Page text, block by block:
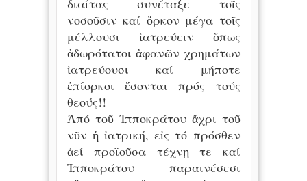
διαίτας συνέταξε τοῖς
νοσοῦσιν καί ὄρκον μέγα τοῖς
μέλλουσι ἱατρεύειν ὅπως
ἀδωρότατοι ἀφανῶν χρημάτων
ἱατρεύουσι καί μήποτε
ἐπίορκοι ἔσονται πρός τούς
θεούς!!
Ἀπό τοῦ Ἰπποκράτου ἄχρι τοῦ
νῦν ἡ ἰατρική, εἰς τό πρόσθεν
ἀεί προϊοῦσα τέχνῃ τε καί
Ἰπποκράτου παραινέσεσι